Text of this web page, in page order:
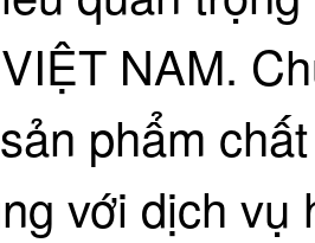
NAM.
phẩm
với dịch